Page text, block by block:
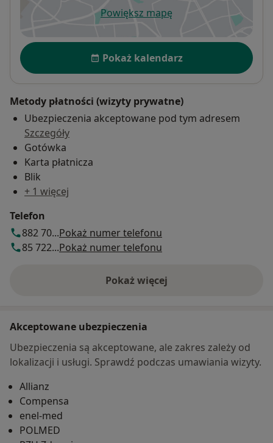
Powiększ mapęotwiera się w nowej karcie
Dostępność
Pokaż kalendarz
Metody płatności (wizyty prywatne)
Ubezpieczenia akceptowane pod tym adresem
Szczegóły
Gotówka
Karta płatnicza
Blik
+ 1 więcej
Telefon
882 70...Pokaż numer telefonu
85 722...Pokaż numer telefonu
Pokaż więcej
o adresie
Akceptowane ubezpieczenia
Ubezpieczenia są akceptowane, ale zakres zależy od
lokalizacji i usługi. Sprawdź podczas umawiania wizyty.
Allianz
Compensa
enel-med
POLMED